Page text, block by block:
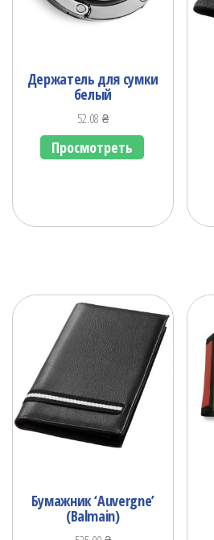
Держатель для сумки
белый
52.08 ₴
Просмотреть
Бумажник ‘Auvergne’
(Balmain)